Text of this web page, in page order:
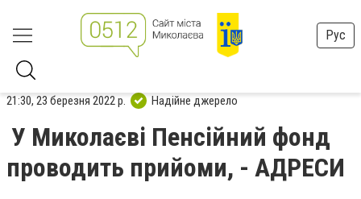
Рус
21:30, 23 березня 2022 р. Надійне джерело
У Миколаєві Пенсійний фонд
проводить прийоми, - АДРЕСИ